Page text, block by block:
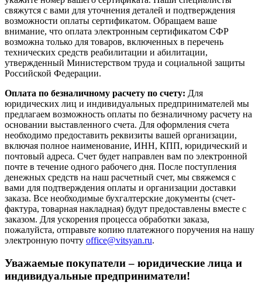
свяжутся с вами для уточнения деталей и подтверждения
возможности оплаты сертификатом. Обращаем ваше
внимание, что оплата электронным сертификатом СФР
возможна только для товаров, включенных в перечень
технических средств реабилитации и абилитации,
утвержденный Министерством труда и социальной защиты
Российской Федерации.
Оплата по безналичному расчету по счету: Для
юридических лиц и индивидуальных предпринимателей мы
предлагаем возможность оплаты по безналичному расчету на
основании выставленного счета. Для оформления счета
необходимо предоставить реквизиты вашей организации,
включая полное наименование, ИНН, КПП, юридический и
почтовый адреса. Счет будет направлен вам по электронной
почте в течение одного рабочего дня. После поступления
денежных средств на наш расчетный счет, мы свяжемся с
вами для подтверждения оплаты и организации доставки
заказа. Все необходимые бухгалтерские документы (счет-
фактура, товарная накладная) будут предоставлены вместе с
заказом. Для ускорения процесса обработки заказа,
пожалуйста, отправьте копию платежного поручения на нашу
электронную почту office@vitsyan.ru.
Уважаемые покупатели – юридические лица и
индивидуальные предприниматели!